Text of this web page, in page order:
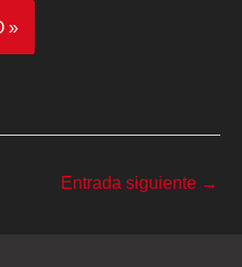
Entrada siguiente →